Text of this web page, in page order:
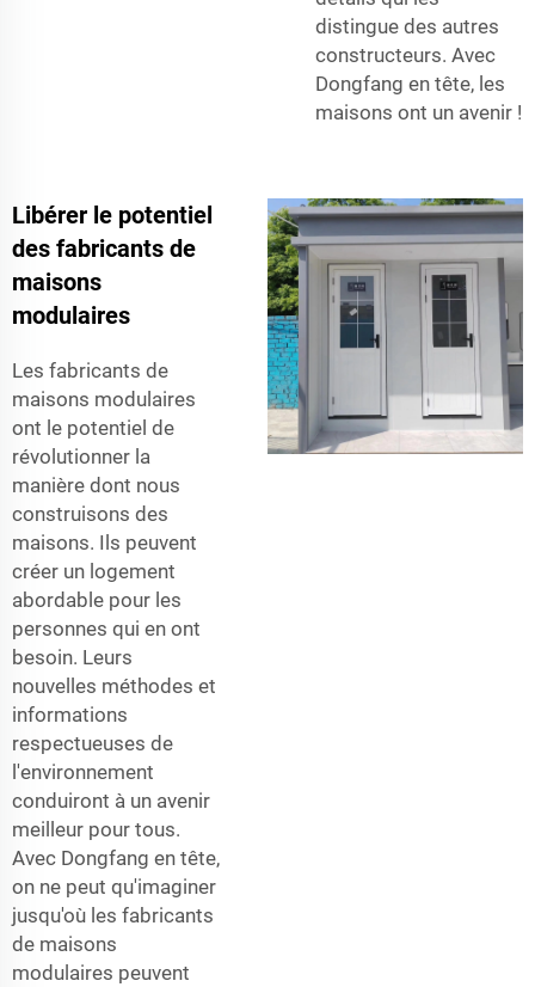
distingue des autres
constructeurs. Avec
Dongfang en tête, les
maisons ont un avenir !
Libérer le potentiel
des fabricants de
maisons
modulaires
Les fabricants de
maisons modulaires
ont le potentiel de
révolutionner la
manière dont nous
construisons des
maisons. Ils peuvent
créer un logement
abordable pour les
personnes qui en ont
besoin. Leurs
nouvelles méthodes et
informations
respectueuses de
l'environnement
conduiront à un avenir
meilleur pour tous.
Avec Dongfang en tête,
on ne peut qu'imaginer
jusqu'où les fabricants
de maisons
modulaires peuvent